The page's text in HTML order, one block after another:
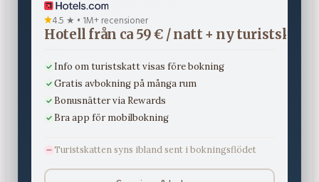
4.5 ★ • 1M+ recensioner
Hotell från ca 59 € / natt + ny turistskatt
Info om turistskatt visas före bokning
Gratis avbokning på många rum
Bonusnätter via Rewards
Bra app för mobilbokning
Turistskatten syns ibland sent i bokningsflödet